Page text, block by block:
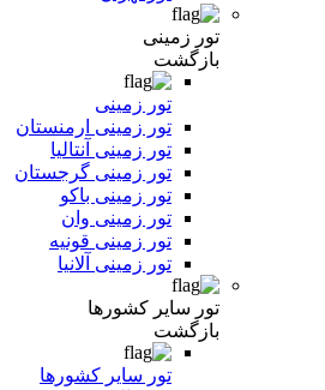
تور زمینی
بازگشت
تور زمینی
تور زمینی ارمنستان
تور زمینی آنتالیا
تور زمینی گرجستان
تور زمینی باکو
تور زمینی وان
تور زمینی قونیه
تور زمینی آلانیا
تور سایر کشورها
بازگشت
تور سایر کشورها